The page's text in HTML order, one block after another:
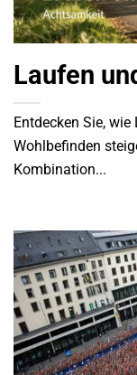
Laufen
Entdecken Sie,
Wohlbefinden
Kombination...